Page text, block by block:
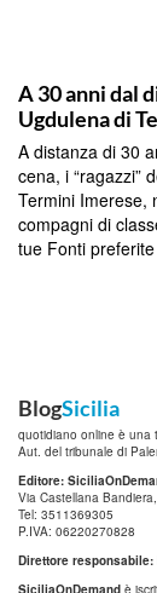
A 30 anni dal
Ugdulena di
A distanza di 30
cena, i “ragazzi”
Termini Imerese,
compagni di
tue Fonti
BlogSicilia
quotidiano online è una
Aut. del tribunale di
Editore:
Via Castellana
Tel: 3511369305
P.IVA: 06220270828
Direttore responsabile:
SiciliaOnDemand è